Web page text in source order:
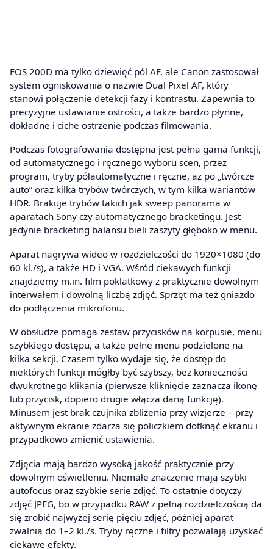
EOS 200D ma tylko dziewięć pól AF, ale Canon zastosował
system ogniskowania o nazwie Dual Pixel AF, który
stanowi połączenie detekcji fazy i kontrastu. Zapewnia to
precyzyjne ustawianie ostrości, a także bardzo płynne,
dokładne i ciche ostrzenie podczas filmowania.
Podczas fotografowania dostępna jest pełna gama funkcji,
od automatycznego i ręcznego wyboru scen, przez
program, tryby półautomatyczne i ręczne, aż po „twórcze
auto” oraz kilka trybów twórczych, w tym kilka wariantów
HDR. Brakuje trybów takich jak sweep panorama w
aparatach Sony czy automatycznego bracketingu. Jest
jedynie bracketing balansu bieli zaszyty głęboko w menu.
Aparat nagrywa wideo w rozdzielczości do 1920×1080 (do
60 kl./s), a także HD i VGA. Wśród ciekawych funkcji
znajdziemy m.in. film poklatkowy z praktycznie dowolnym
interwałem i dowolną liczbą zdjęć. Sprzęt ma też gniazdo
do podłączenia mikrofonu.
W obsłudze pomaga zestaw przycisków na korpusie, menu
szybkiego dostępu, a także pełne menu podzielone na
kilka sekcji. Czasem tylko wydaje się, że dostęp do
niektórych funkcji mógłby być szybszy, bez konieczności
dwukrotnego klikania (pierwsze kliknięcie zaznacza ikonę
lub przycisk, dopiero drugie włącza daną funkcję).
Minusem jest brak czujnika zbliżenia przy wizjerze – przy
aktywnym ekranie zdarza się policzkiem dotknąć ekranu i
przypadkowo zmienić ustawienia.
Zdjęcia mają bardzo wysoką jakość praktycznie przy
dowolnym oświetleniu. Niemałe znaczenie mają szybki
autofocus oraz szybkie serie zdjęć. To ostatnie dotyczy
zdjęć JPEG, bo w przypadku RAW z pełną rozdzielczością da
się zrobić najwyżej serię pięciu zdjęć, później aparat
zwalnia do 1–2 kl./s. Tryby ręczne i filtry pozwalają uzyskać
ciekawe efekty.